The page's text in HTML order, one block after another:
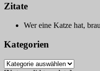
Zitate
Wer eine Katze hat,
Kategorien
Kategorien